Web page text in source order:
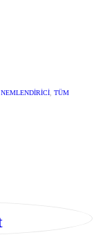
NEMLENDIRICI TÜM